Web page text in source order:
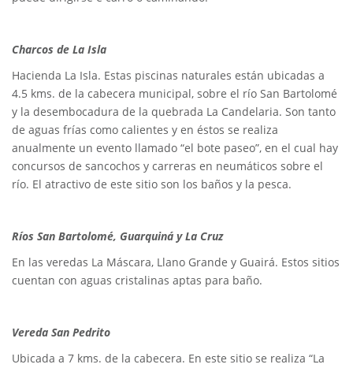
Charcos de La Isla
Hacienda La Isla. Estas piscinas naturales están ubicadas a
4.5 kms. de la cabecera municipal, sobre el río San Bartolomé
y la desembocadura de la quebrada La Candelaria. Son tanto
de aguas frías como calientes y en éstos se realiza
anualmente un evento llamado “el bote paseo”, en el cual hay
concursos de sancochos y carreras en neumáticos sobre el
río. El atractivo de este sitio son los baños y la pesca.
Ríos San Bartolomé, Guarquiná y La Cruz
En las veredas La Máscara, Llano Grande y Guairá. Estos sitios
cuentan con aguas cristalinas aptas para baño.
Vereda San Pedrito
Ubicada a 7 kms. de la cabecera. En este sitio se realiza “La